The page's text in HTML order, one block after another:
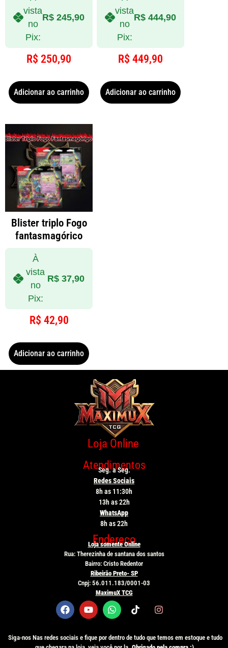
vista
no
Pix:
R$ 245,90
R$ 250,90
Adicionar ao carrinho
vista
no
Pix:
R$ 444,90
R$ 449,90
Adicionar ao carrinho
Blister triplo Fogo
fantasmagórico
À
vista
no
Pix:
R$ 37,90
R$ 42,90
Adicionar ao carrinho
Loja Online
Atendimentos
Seg. a Seg.
Redes Sociais
8h as 11:30h
13h as 22h
WhatsApp
8h as 22h
Endereço
Loja somente Online
Rua: Therezinha de santana dos santos
Bairro: Cristo Redentor
Ribeirão Preto- SP
Cnpj: 56.011.183/0001-03
MaximuX TCG
Siga-nos Nas redes sociais e fique por dentro de tudo que temos em estoque e tudo